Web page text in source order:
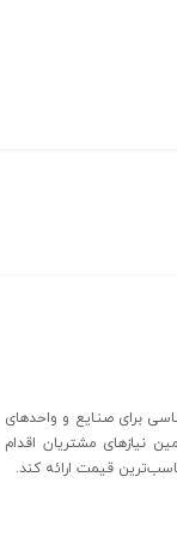
برای صنـایع و واحدهای
نیازهای مشتریان اقدام